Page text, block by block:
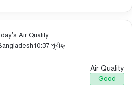
Air Quality
10:37 পূর্বাহ্ন
Air Quality
Good